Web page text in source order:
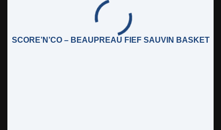
SCORE’N’CO – BEAUPREAU FIEF SAUVIN BASKET